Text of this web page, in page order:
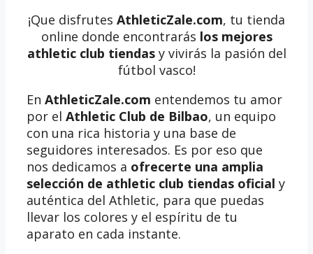
¡Que disfrutes AthleticZale.com, tu tienda
online donde encontrarás los mejores
athletic club tiendasy vivirás la pasión del
fútbol vasco!
En AthleticZale.com entendemos tu amor
por el Athletic Club de Bilbao, un equipo
con una rica historia y una base de
seguidores interesados. Es por eso que
nos dedicamos a ofrecerte una amplia
selección de athletic club tiendas oficial y
auténtica del Athletic, para que puedas
llevar los colores y el espíritu de tu
aparato en cada instante.